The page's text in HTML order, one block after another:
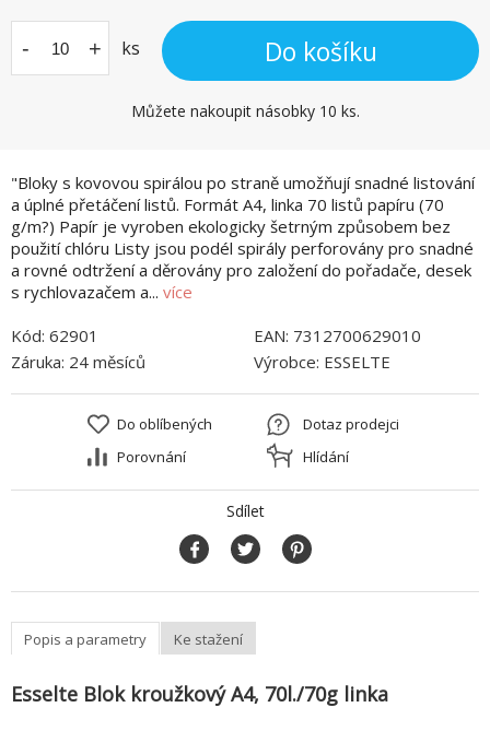
"Bloky s kovovou spirálou po straně umožňují snadné listování
a úplné přetáčení listů. Formát A4, linka 70 listů papíru (70
g/m?) Papír je vyroben ekologicky šetrným způsobem bez
použití chlóru Listy jsou podél spirály perforovány pro snadné
a rovné odtržení a děrovány pro založení do pořadače, desek
s rychlovazačem a... více
- + ks Do košíku
Můžete nakoupit násobky 10 ks.
Kód: 62901 EAN: 7312700629010
Záruka: 24 měsíců Výrobce: ESSELTE
Do oblíbených
Porovnání
Dotaz prodejci
Hlídání
Sdílet
Popis a parametry Ke stažení
Esselte Blok kroužkový A4, 70l./70g linka